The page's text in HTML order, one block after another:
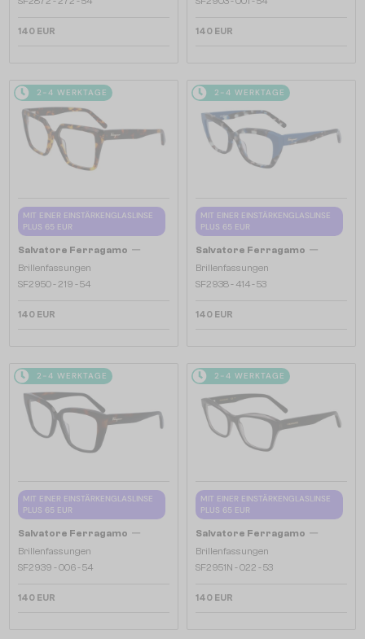
140 EUR 140 EUR
2-4 WERKTAGE
MIT EINER EINSTÄRKENGLASLINSE
PLUS 65 EUR
Salvatore Ferragamo —
Brillenfassungen
SF2950 - 219 - 54
140 EUR
2-4 WERKTAGE
MIT EINER EINSTÄRKENGLASLINSE
PLUS 65 EUR
Salvatore Ferragamo —
Brillenfassungen
SF2938 - 414 - 53
140 EUR
2-4 WERKTAGE
MIT EINER EINSTÄRKENGLASLINSE
PLUS 65 EUR
Salvatore Ferragamo —
Brillenfassungen
SF2939 - 006 - 54
140 EUR
2-4 WERKTAGE
MIT EINER EINSTÄRKENGLASLINSE
PLUS 65 EUR
Salvatore Ferragamo —
Brillenfassungen
SF2951N - 022 - 53
140 EUR